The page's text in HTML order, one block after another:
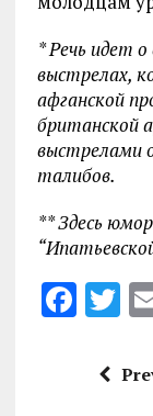
* Речь идет о
выстрелах,
афганской
британской
выстрелами
талибов.
** Здесь
F
ce
T
it